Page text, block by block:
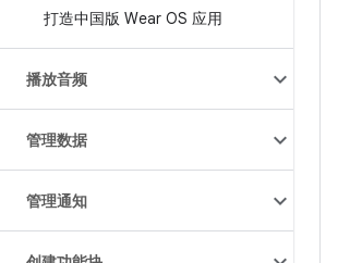
打造中国版 Wear OS 应用
播放音频
管理数据
管理通知